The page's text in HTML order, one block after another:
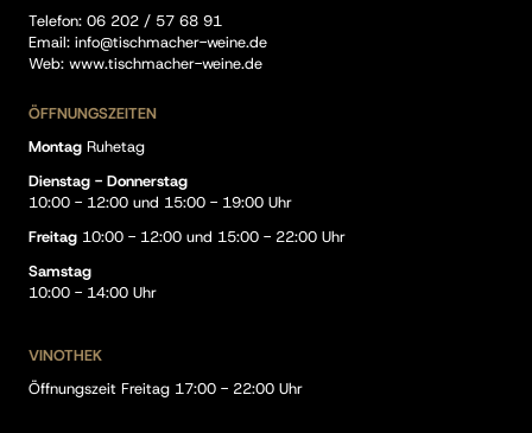
Telefon: 06 202 / 57 68 91
Email: info@tischmacher-weine.de
Web: www.tischmacher-weine.de
ÖFFNUNGSZEITEN
Montag Ruhetag
Dienstag - Donnerstag
10:00 - 12:00 und 15:00 - 19:00 Uhr
Freitag 10:00 - 12:00 und 15:00 - 22:00 Uhr
Samstag
10:00 - 14:00 Uhr
VINOTHEK
Öffnungszeit Freitag 17:00 - 22:00 Uhr